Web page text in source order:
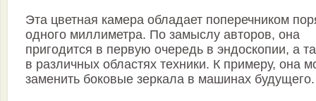
Эта цветная камера обладает поперечником
одного миллиметра. По замыслу авторов, она
пригодится в первую очередь в эндоскопии, а
в различных областях техники. К примеру, она
заменить боковые зеркала в машинах будущего.